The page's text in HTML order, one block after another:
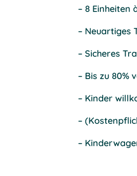
– 8 Einheiten
– Neuartiges
– Sicheres
– Bis zu 80%
– Kinder
–
–